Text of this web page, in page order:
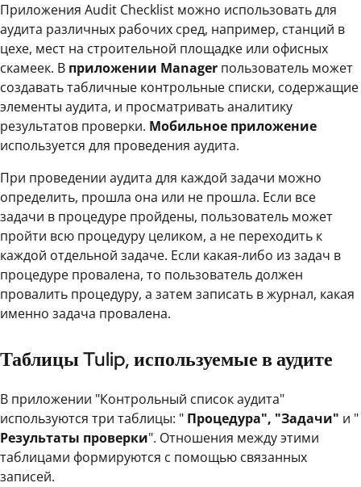
Приложения Audit Checklist можно использовать для
аудита различных рабочих сред, например, станций в
цехе, мест на строительной площадке или офисных
скамеек. В приложении Manager пользователь может
создавать табличные контрольные списки, содержащие
элементы аудита, и просматривать аналитику
результатов проверки. Мобильное приложение
используется для проведения аудита.
При проведении аудита для каждой задачи можно
определить, прошла она или не прошла. Если все
задачи в процедуре пройдены, пользователь может
пройти всю процедуру целиком, а не переходить к
каждой отдельной задаче. Если какая-либо из задач в
процедуре провалена, то пользователь должен
провалить процедуру, а затем записать в журнал, какая
именно задача провалена.
Таблицы Tulip, используемые в аудите
В приложении "Контрольный список аудита"
используются три таблицы: " Процедура", "Задачи" и "
Результаты проверки". Отношения между этими
таблицами формируются с помощью связанных
записей.